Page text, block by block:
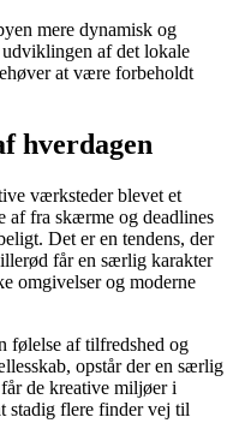
mere dynamisk og
af det lokale
at være forbeholdt
hverdagen
værksteder blevet et
af fra skærme og deadlines
Det er en tendens, der
får en særlig karakter
omgivelser og moderne
følelse af tilfredshed og
opstår der en særlig
de kreative miljøer i
stadig flere finder vej til